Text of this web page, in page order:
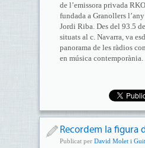
de l’emissora privada
fundada a Granollers
Jordi Riba. Des del 93.5
situats al c. Navarra, va
panorama de les ràdios
en música contemporània.
Recordem la figura
Publicat per David Molet i